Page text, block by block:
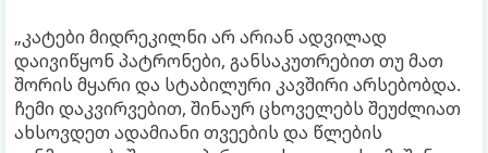
„კატები მიდრეკილნი არ არიან ადვილად
დაივიწყონ პატრონები, განსაკუთრებით თუ მათ
შორის მყარი და სტაბილური კავშირი არსებობდა.
ჩემი დაკვირვებით, შინაურ ცხოველებს შეუძლიათ
ახსოვდეთ ადამიანი თვეების და წლების